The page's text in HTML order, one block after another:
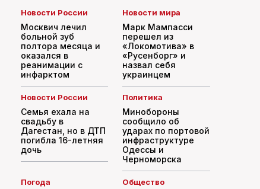
Новости России
Москвич лечил
больной зуб
полтора месяца и
оказался в
реанимации с
инфарктом
Новости мира
Марк Мампасси
перешел из
«Локомотива» в
«Русенборг» и
назвал себя
украинцем
Новости России
Семья ехала на
свадьбу в
Дагестан, но в ДТП
погибла 16-летняя
дочь
Политика
Минобороны
сообщило об
ударах по портовой
инфраструктуре
Одессы и
Черноморска
Погода Общество